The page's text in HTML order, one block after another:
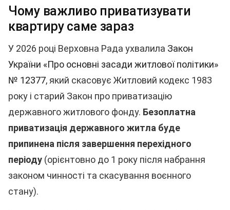
Чому важливо приватизувати
квартиру саме зараз
У 2026 році Верховна Рада ухвалила Закон
України «Про основні засади житлової політики»
№ 12377, який скасовує Житловий кодекс 1983
року і старий Закон про приватизацію
державного житлового фонду. Безоплатна
приватизація державного житла буде
припинена після завершення перехідного
періоду (орієнтовно до 1 року після набрання
законом чинності та скасування воєнного
стану).